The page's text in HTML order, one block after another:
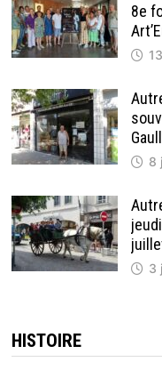
8e
8
3
HISTOIRE